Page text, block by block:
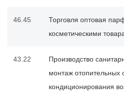
46.45
Торговля оптовая
косметическими
43.22
Производство
монтаж отопительных
кондиционирования